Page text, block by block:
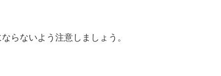
らないよう注意しましょう。